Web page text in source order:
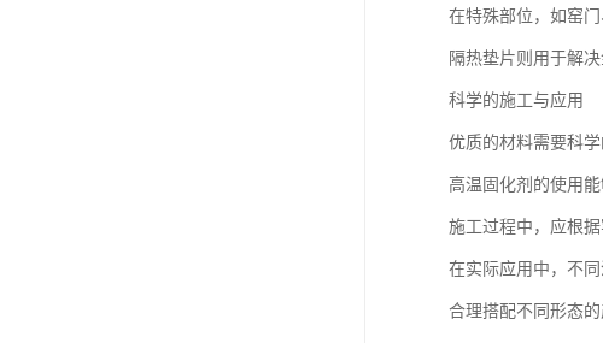
在特殊部位，如窑
隔热垫片则用于解
科学的施工与应用
优质的材料需要科
高温固化剂的使用
施工过程中，应根
在实际应用中，不
合理搭配不同形态